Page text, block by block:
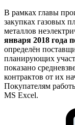
В рамках главы
закупках газовых
металлов
января 2018 года
определён
планирующих
показано
контрактов от их
Покупателям
MS Excel.